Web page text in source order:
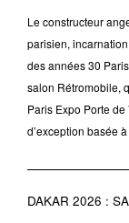
Le constructeur
parisien,
des années 30
salon Rétromobile,
Paris Expo Porte
d’exception basée
DAKAR 2026 :